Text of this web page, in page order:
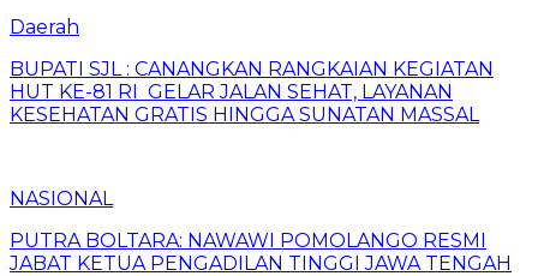
Daerah
BUPATI SJL : CANANGKAN RANGKAIAN KEGIATAN
HUT KE-81 RI GELAR JALAN SEHAT, LAYANAN
KESEHATAN GRATIS HINGGA SUNATAN MASSAL
NASIONAL
PUTRA BOLTARA: NAWAWI POMOLANGO RESMI
JABAT KETUA PENGADILAN TINGGI JAWA TENGAH